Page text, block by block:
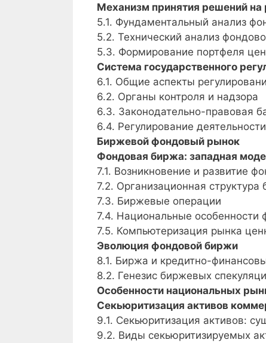
Механизм принятия решений
5.1. Фундаментальный анализ
5.2. Технический анализ
5.3. Формирование портфеля
Система государственного
6.1. Общие аспекты
6.2. Органы контроля и надзора
6.3. Законодательно-правовая
6.4. Регулирование
Биржевой фондовый рынок
Фондовая биржа: западная
7.1. Возникновение и развитие
7.2. Организационная структура
7.3. Биржевые операции
7.4. Национальные особенности
7.5. Компьютеризация рынка
Эволюция фондовой биржи
8.1. Биржа и кредитно-
8.2. Генезис биржевых
Особенности национальных
Секьюритизация активов
9.1. Секьюритизация активов:
9.2. Виды секьюритизируемых